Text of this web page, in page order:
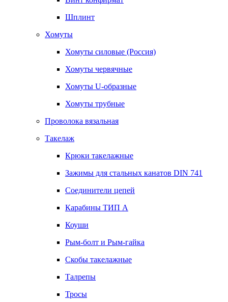
Шплинт
Хомуты
Хомуты силовые (Россия)
Хомуты червячные
Хомуты U-образные
Хомуты трубные
Проволока вязальная
Такелаж
Крюки такелажные
Зажимы для стальных канатов DIN 741
Соединители цепей
Карабины ТИП А
Коуши
Рым-болт и Рым-гайка
Скобы такелажные
Талрепы
Тросы